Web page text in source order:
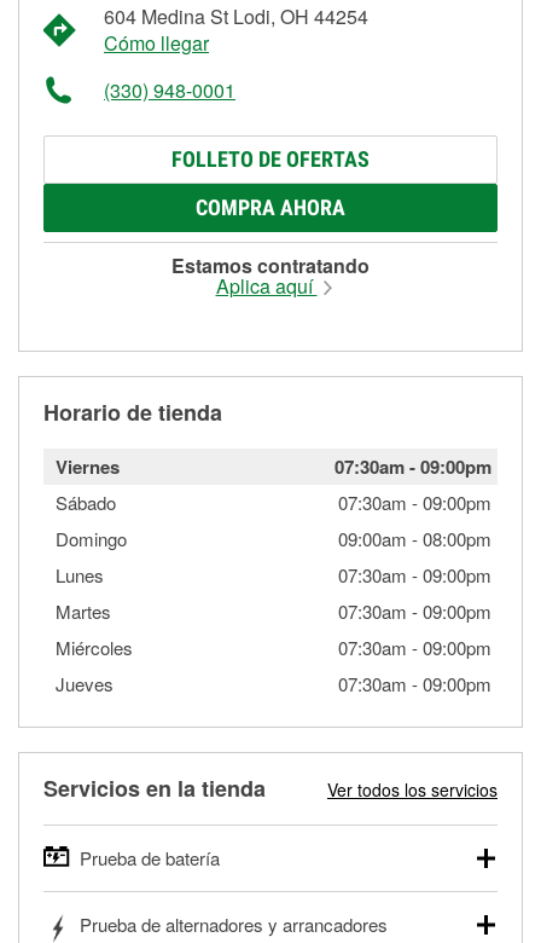
604 Medina St Lodi, OH 44254
Cómo llegar
(330) 948-0001
FOLLETO DE OFERTAS
COMPRA AHORA
Estamos contratando
Aplica aquí
Horario de tienda
Viernes 07:30am-09:00pm
Sábado 07:30am -09:00pm
Domingo
09:00am -08:00pm
Lunes
07:30am -09:00pm
Martes
07:30am -09:00pm
Miércoles
07:30am -09:00pm
Jueves
07:30am -09:00pm
Servicios en la tienda Ver todos los servicios
Prueba de batería
autos, camionetas, SUVs, vehículos comerciales y
Prueba de alternadores y arrancadores